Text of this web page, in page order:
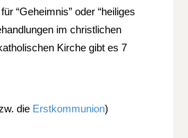
“Geheimnis” oder “heiliges
im christlichen
Kirche gibt es 7
die Erstkommunion)